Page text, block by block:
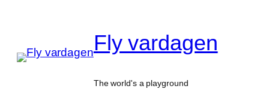
Fly vardagen
The world's a playground